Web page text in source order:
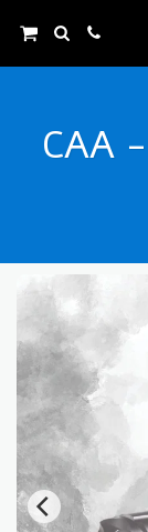
מתאם מתכוונן לפנס CAA -